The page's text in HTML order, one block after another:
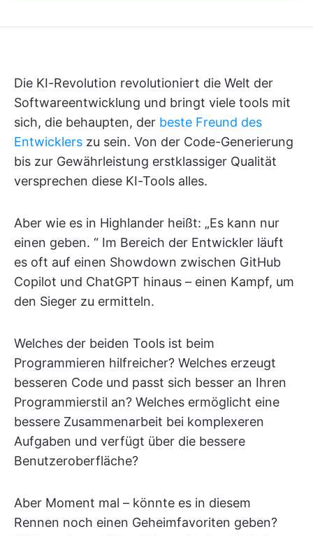
Die KI-Revolution revolutioniert die Welt der
Softwareentwicklung und bringt viele tools mit
sich, die behaupten, der beste Freund des
Entwicklers zu sein. Von der Code-Generierung
bis zur Gewährleistung erstklassiger Qualität
versprechen diese KI-Tools alles.
Aber wie es in Highlander heißt: „Es kann nur
einen geben. “ Im Bereich der Entwickler läuft
es oft auf einen Showdown zwischen GitHub
Copilot und ChatGPT hinaus – einen Kampf, um
den Sieger zu ermitteln.
Welches der beiden Tools ist beim
Programmieren hilfreicher? Welches erzeugt
besseren Code und passt sich besser an Ihren
Programmierstil an? Welches ermöglicht eine
bessere Zusammenarbeit bei komplexeren
Aufgaben und verfügt über die bessere
Benutzeroberfläche?
Aber Moment mal – könnte es in diesem
Rennen noch einen Geheimfavoriten geben?